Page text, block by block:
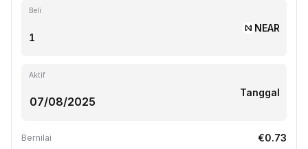
Beli
NEAR
Aktif
Tanggal
Bernilai €0.73